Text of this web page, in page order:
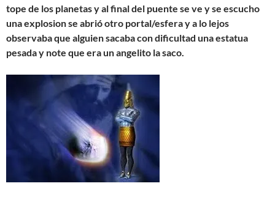
tope de los planetas y al final del puente se ve y se escucho
una explosion se abrió otro portal/esfera y a lo lejos
observaba que alguien sacaba con dificultad una estatua
pesada y note que era un angelito la saco.